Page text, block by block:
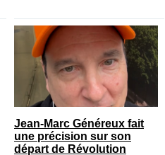
Jean-Marc Généreux fait
une précision sur son
départ de Révolution